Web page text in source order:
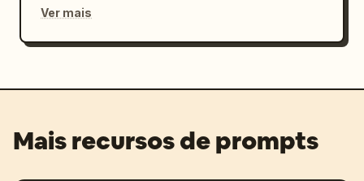
Ver mais
Mais recursos de prompts